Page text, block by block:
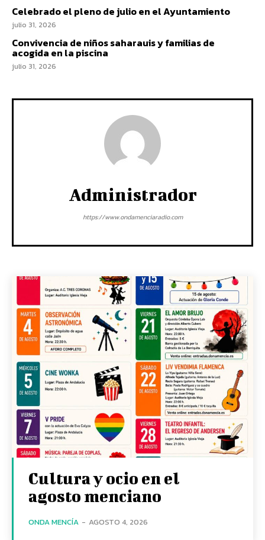
Celebrado el pleno de julio en el Ayuntamiento
julio 31, 2026
Convivencia de niños saharauis y familias de
acogida en la piscina
julio 31, 2026
Administrador
https://www.ondamenciaradio.com
Cultura y ocio en el
agosto menciano
ONDA MENCÍA - AGOSTO 4, 2026